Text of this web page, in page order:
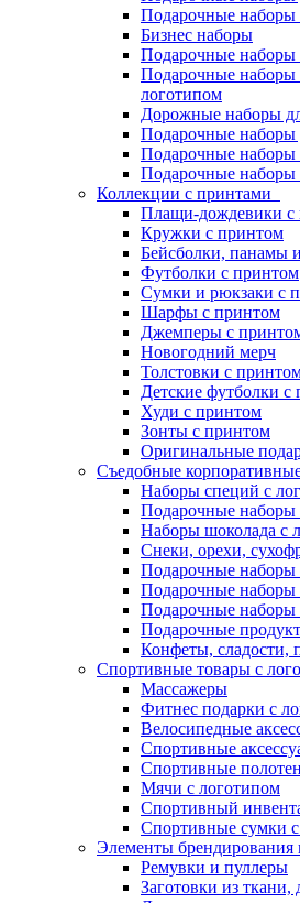
Подарочные наборы
Бизнес наборы
Подарочные наборы
Подарочные наборы
логотипом
Дорожные наборы
Подарочные
Подарочные наборы
Подарочные наборы
Коллекции с принтами
Плащи-дождевики с
Кружки с принтом
Бейсболки, панамы
Футболки с принтом
Сумки и рюкзаки с
Шарфы с принтом
Джемперы с
Новогодний мерч
Толстовки с
Детские футболки с
Худи с принтом
Зонты с принтом
Оригинальные
Съедобные
Наборы специй с
Подарочные наборы
Наборы шоколада с
Снеки, орехи,
Подарочные наборы
Подарочные наборы
Подарочные наборы
Подарочные
Конфеты, сладости,
Спортивные товары с
Массажеры
Фитнес подарки с
Велосипедные
Спортивные
Спортивные
Мячи с логотипом
Спортивный
Спортивные сумки
Элементы брендирования
Ремувки и пуллеры
Заготовки из ткани,